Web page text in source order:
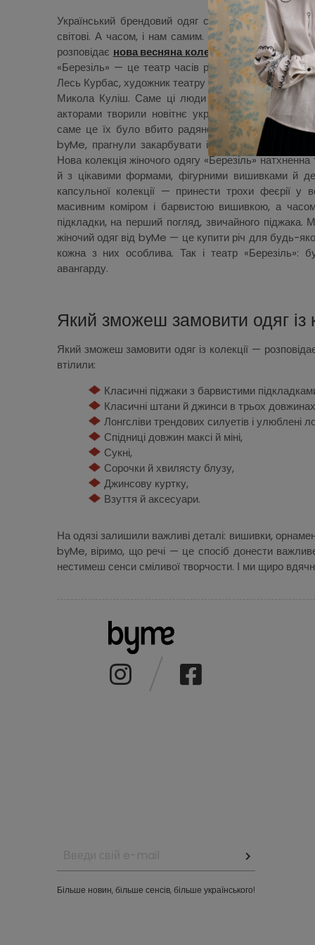
Український брендовий одяг сьогодні — це спосіб
світові. А часом, і нам самим. Історію, про яку
розповідає нова весняна колекція одягу, взуття й
«Березіль» — це театр часів розстріляного
Лесь Курбас, художник театру — Вадим Меллер і
Микола Куліш. Саме ці люди пліч-о-пліч із
акторами творили новітнє українське мистецтво.
саме це їх було вбито радянською владою. Ми,
byMe, прагнули закарбувати історію сміливости
Нова колекція жіночого одягу «Березіль»
й з цікавими формами, фігурними вишивками й
капсульної колекції — принести трохи феєрії у
масивним коміром і барвистою вишивкою, а
підкладки, на перший погляд, звичайного піджака.
жіночий одяг від byMe — це купити річ для будь-
кожна з них особлива. Так і театр «Березіль»:
авангарду.
Який зможеш замовити одяг із
Який зможеш замовити одяг із колекції —
втілили:
Класичні піджаки з барвистими
Класичні штани й джинси в трьох
Лонгсліви трендових силуетів і улюблені
Спідниці довжин максі й міні,
Сукні,
Сорочки й хвилясту блузу,
Джинсову куртку,
Взуття й аксесуари.
На одязі залишили важливі деталі: вишивки,
byMe, віримо, що речі — це спосіб донести
нестимеш сенси сміливої творчости. І ми щиро
Більше новин, більше сенсів, більше українського!